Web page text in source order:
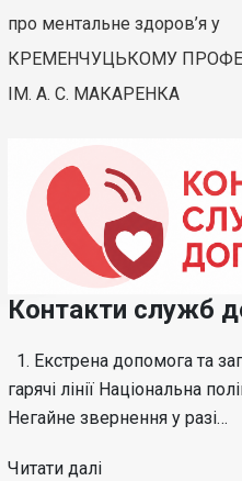
про ментальне здоров’я у
КРЕМЕНЧУЦЬКОМУ
ІМ. А. С. МАКАРЕНКА
Контакти служб
1. Екстрена допомога та
гарячі лінії Національна
Негайне звернення у разі…
Читати далі